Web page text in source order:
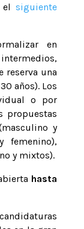
siguiente
en
reserva una
años). Los
o por
propuestas
y
femenino),
y mixtos).
hasta